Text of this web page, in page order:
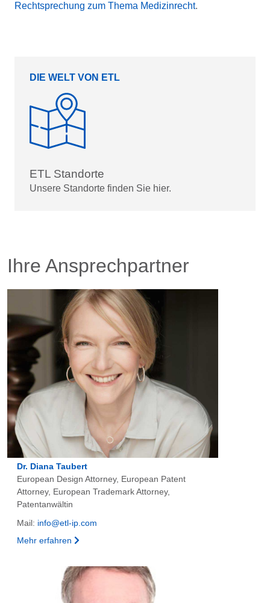
Rechtsprechung zum Thema Medizinrecht.
DIE WELT VON ETL
ETL Standorte
Unsere Standorte finden Sie hier.
Ihre Ansprechpartner
Dr. Diana Taubert
European Design Attorney, European Patent
Attorney, European Trademark Attorney,
Patentanwältin
Mail: info@etl-ip.com
Mehr erfahren